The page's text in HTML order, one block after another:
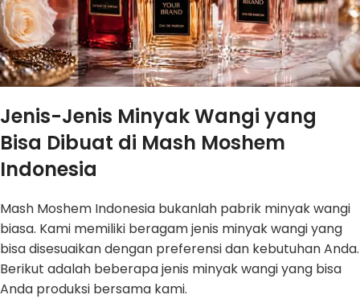
Jenis-Jenis Minyak Wangi yang
Bisa Dibuat di Mash Moshem
Indonesia
Mash Moshem Indonesia bukanlah pabrik minyak wangi
biasa. Kami memiliki beragam jenis minyak wangi yang
bisa disesuaikan dengan preferensi dan kebutuhan Anda.
Berikut adalah beberapa jenis minyak wangi yang bisa
Anda produksi bersama kami.